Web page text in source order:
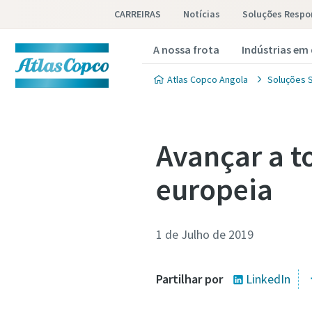
CARREIRAS Notícias Soluções
A nossa frota Indústrias em
Atlas Copco Angola Soluções
Avançar a
europeia
1 de Julho de 2019
Partilhar por LinkedIn